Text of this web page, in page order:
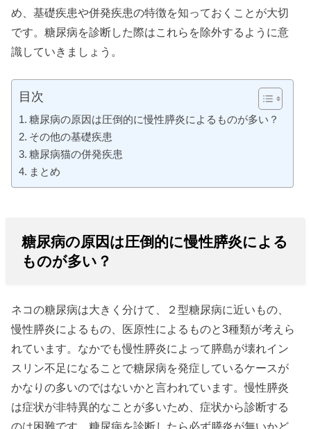
め、基礎疾患や併発疾患の特徴を知っておくことが大切
です。糖尿病を診断した際はこれらを除外するように意
識していきましょう。
目次
糖尿病の原因は圧倒的に慢性膵炎によるものが多い？
その他の基礎疾患
糖尿病猫の併発疾患
まとめ
糖尿病の原因は圧倒的に慢性膵炎による
ものが多い？
ネコの糖尿病は大きく分けて、２型糖尿病に近いもの、
慢性膵炎によるもの、医原性によるものと3種類が考えら
れています。なかでも慢性膵炎によって膵島が壊れイン
スリン不足になることで糖尿病を発症しているケースが
かなりの多いのではないかと言われています。慢性膵炎
は症状が非特異的なことが多いため、症状から診断する
のは困難です。糖尿病を診断したら必ず膵炎が無いかど